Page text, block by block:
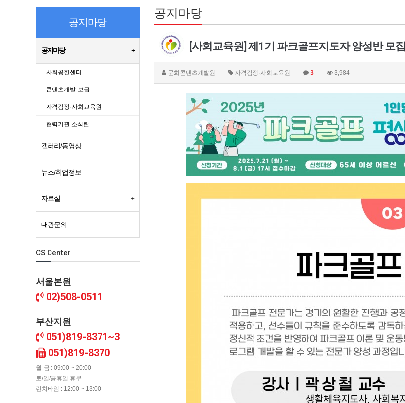
공지마당
[사회교육원] 제1기 파크골프지도자 양성반 모집
문화콘텐츠개발원 자격검정·사회교육원 3 3,984
공지마당
공지마당
사회공헌센터
콘텐츠개발·보급
자격검정·사회교육원
협력기관 소식란
갤러리/동영상
뉴스/취업정보
자료실
대관문의
CS Center
서울본원
02)508-0511
부산지원
051)819-8371~3
051)819-8370
월-금 : 09:00 ~ 20:00
토/일/공휴일 휴무
런치타임 : 12:00 ~ 13:00